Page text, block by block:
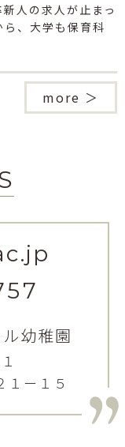
人の求人が止まっ
、大学も保育科
more ＞
幼稚園
１ー１５